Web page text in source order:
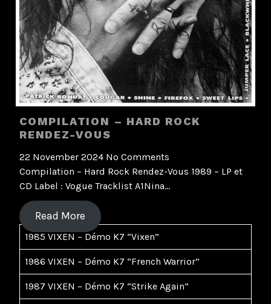
COMPILATION – HARD ROCK
RENDEZ-VOUS
22 November 2024 No Comments
Compilation – Hard Rock Rendez-Vous 1989 – LP et
CD Label : Vogue Tracklist A1Nina…
Read More
1985 VIXEN – Démo K7 “Vixen”
1986 VIXEN – Démo K7 “French Warrior”
1987 VIXEN – Démo K7 “Strike Again”